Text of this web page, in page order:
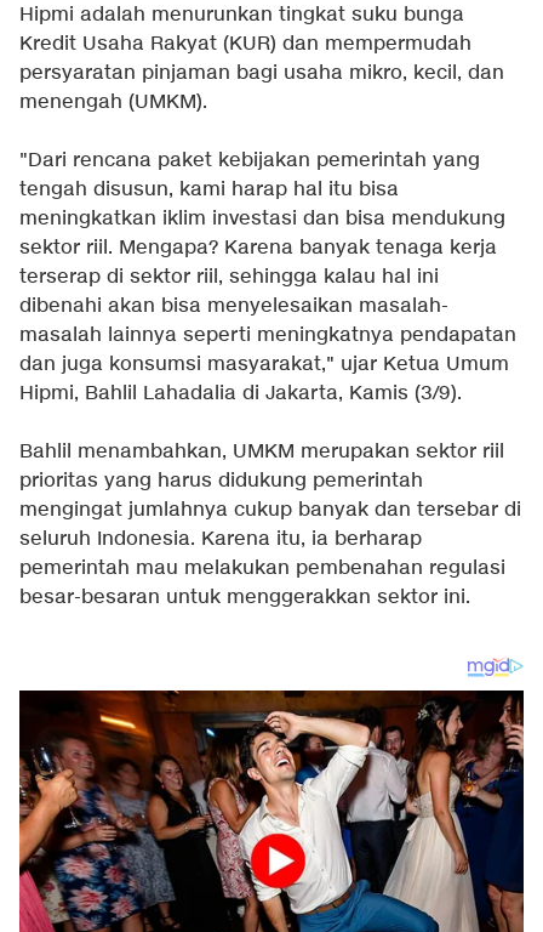
Hipmi adalah menurunkan tingkat suku bunga
Kredit Usaha Rakyat (KUR) dan mempermudah
persyaratan pinjaman bagi usaha mikro, kecil, dan
menengah (UMKM).
"Dari rencana paket kebijakan pemerintah yang
tengah disusun, kami harap hal itu bisa
meningkatkan iklim investasi dan bisa mendukung
sektor riil. Mengapa? Karena banyak tenaga kerja
terserap di sektor riil, sehingga kalau hal ini
dibenahi akan bisa menyelesaikan masalah-
masalah lainnya seperti meningkatnya pendapatan
dan juga konsumsi masyarakat," ujar Ketua Umum
Hipmi, Bahlil Lahadalia di Jakarta, Kamis (3/9).
Bahlil menambahkan, UMKM merupakan sektor riil
prioritas yang harus didukung pemerintah
mengingat jumlahnya cukup banyak dan tersebar di
seluruh Indonesia. Karena itu, ia berharap
pemerintah mau melakukan pembenahan regulasi
besar-besaran untuk menggerakkan sektor ini.